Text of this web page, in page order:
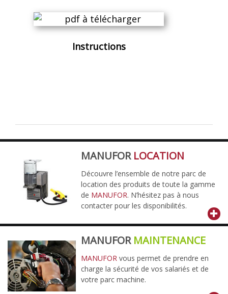
Instructions
MANUFOR LOCATION
Découvre l’ensemble de notre parc de
location des produits de toute la gamme
de MANUFOR. N’hésitez pas à nous
contacter pour les disponibilités.
MANUFOR MAINTENANCE
MANUFORvous permet de prendre en
charge la sécurité de vos salariés et de
votre parc machine.